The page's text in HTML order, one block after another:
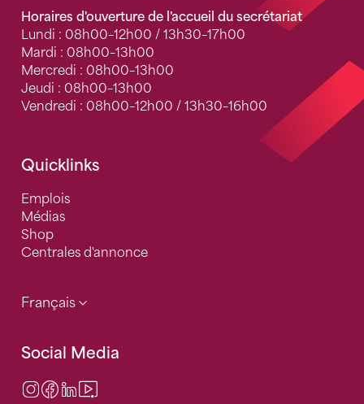
Horaires d'ouverture de l'accueil du secrétariat
Lundi : 08h00–12h00 / 13h30–17h00
Mardi : 08h00–13h00
Mercredi : 08h00–13h00
Jeudi : 08h00–13h00
Vendredi : 08h00–12h00 / 13h30–16h00
Quicklinks
Emplois
Médias
Shop
Centrales d'annonce
Français
Social Media
Instagram
Facebook
LinkedIn